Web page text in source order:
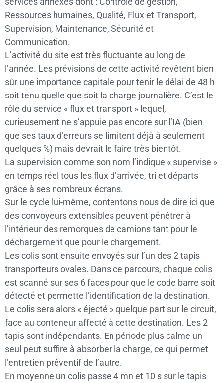
Ressources humaines, Qualité, Flux et Transport,
Supervision, Maintenance, Sécurité et
Communication.
L’activité du site est très fluctuante au long de
l’année. Les prévisions de cette activité revêtent bien
sûr une importance capitale pour tenir le délai de 48 h
soit tenu quelle que soit la charge journalière. C’est le
rôle du service « flux et transport » lequel,
curieusement ne s’appuie pas encore sur l’IA (bien
que ses taux d’erreurs se limitent déjà à seulement
quelques %) mais devrait le faire très bientôt.
La supervision comme son nom l’indique « supervise »
en temps réel tous les flux d’arrivée, tri et départs
grâce à ses nombreux écrans.
Sur le cycle lui-même, contentons nous de dire ici que
des convoyeurs extensibles peuvent pénétrer à
l’intérieur des remorques de camions tant pour le
déchargement que pour le chargement.
Les colis sont ensuite envoyés sur l’un des 2 tapis
transporteurs ovales. Dans ce parcours, chaque colis
est scanné sur ses 6 faces pour que le code barre soit
détecté et permette l’identification de la destination.
Le colis sera alors « éjecté » quelque part sur le circuit,
face au conteneur affecté à cette destination. Les 2
tapis sont indépendants. En période plus calme un
seul peut suffire à absorber la charge, ce qui permet
l’entretien préventif de l’autre.
En moyenne un colis passe 4 mn et 10 s sur le tapis